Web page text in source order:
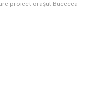
proiect orașul Bucecea